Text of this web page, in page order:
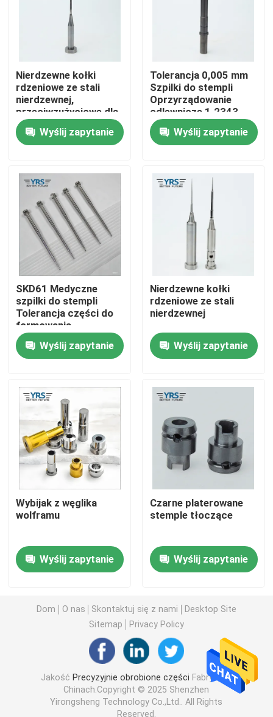
Dom
Produkty
Wycieczka po fabryce
Kontrola jakości
Skontaktuj się z nami
Aktualności
Sprawy
Precyzyjnie obrobione części
Części obrabiane CNC
Obrabiane części metalowe
Maszyna serwoprasowa
Precyzyjne części formy
Precyzyjne części toczone
Części do form wtryskowych
Nierdzewne kołki
rdzeniowe ze stali
nierdzewnej,
przeciwzużyciowe dla
przemysłu
medycznego
Wyślij zapytanie
Tolerancja 0,005 mm
Szpilki do stempli
Oprzyrządowanie
odlewnicze 1.2343
1.2344 Materiał
Wyślij zapytanie
SKD61 Medyczne
szpilki do stempli
Tolerancja części do
formowania
wtryskowego 0,005
mm Wyślij zapytanie
Nierdzewne kołki
rdzeniowe ze stali
nierdzewnej
Wyślij zapytanie
Wybijak z węglika
wolframu
Wyślij zapytanie
Czarne platerowane
stemple tłoczące
Wyślij zapytanie
Dom O nas Skontaktuj się z nami
Desktop Site
Sitemap
Privacy Policy
Jakość Precyzyjnie obrobione części Fabryka w
Chinach.Copyright © 2025 Shenzhen
Yirongsheng Technology Co.,Ltd.. All Rights
Reserved.